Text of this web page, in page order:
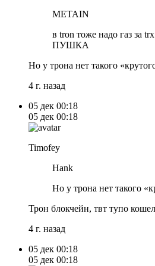
METAIN
в tron тоже надо газ за
ПУШКА
Но у трона нет такого
4 г. назад
05 дек 00:18
05 дек 00:18
Timofey
Hank
Но у трона нет такого
Трон блокчейн, твт тупо
4 г. назад
05 дек 00:18
05 дек 00:18